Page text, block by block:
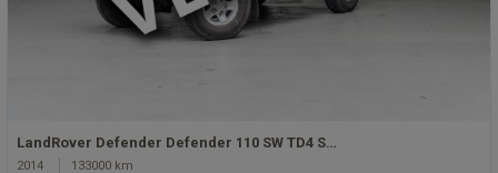
LandRover Defender Defender 110 SW TD4 S…
2014 133000 km